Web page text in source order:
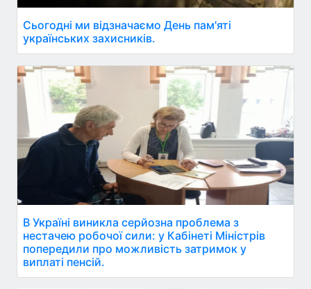
Сьогодні ми відзначаємо День пам'яті
українських захисників.
В Україні виникла серйозна проблема з
нестачею робочої сили: у Кабінеті Міністрів
попередили про можливість затримок у
виплаті пенсій.